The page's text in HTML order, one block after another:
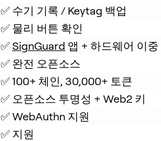
✅ 수기 기록 / Keytag 백업
✅ 물리 버튼 확인
✅ SignGuard 앱 + 하드웨어 이
✅ 완전 오픈소스
✅ 100+ 체인, 30,000+ 토큰
✅ 오픈소스 투명성 + Web2 키
✅ WebAuthn 지원
✅ 지원